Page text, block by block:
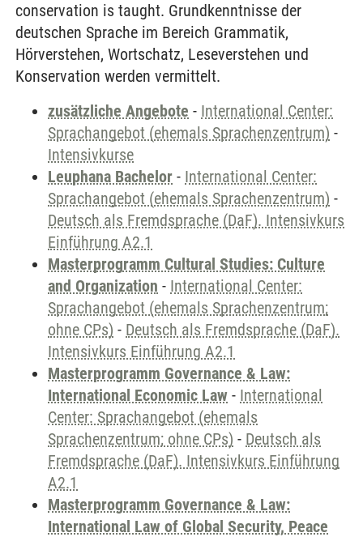
conservation is taught. Grundkenntnisse der
deutschen Sprache im Bereich Grammatik,
Hörverstehen, Wortschatz, Leseverstehen und
Konservation werden vermittelt.
zusätzliche Angebote - International Center:
Sprachangebot (ehemals Sprachenzentrum) -
Intensivkurse
Leuphana Bachelor - International Center:
Sprachangebot (ehemals Sprachenzentrum) -
Deutsch als Fremdsprache (DaF). Intensivkurs
Einführung A2.1
Masterprogramm Cultural Studies: Culture
and Organization - International Center:
Sprachangebot (ehemals Sprachenzentrum;
ohne CPs) - Deutsch als Fremdsprache (DaF).
Intensivkurs Einführung A2.1
Masterprogramm Governance & Law:
International Economic Law - International
Center: Sprachangebot (ehemals
Sprachenzentrum; ohne CPs) - Deutsch als
Fremdsprache (DaF). Intensivkurs Einführung
A2.1
Masterprogramm Governance & Law:
International Law of Global Security, Peace